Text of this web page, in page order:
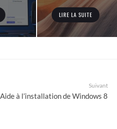
LIRE LA SUITE
Suivant
Aide à l’installation de Windows 8